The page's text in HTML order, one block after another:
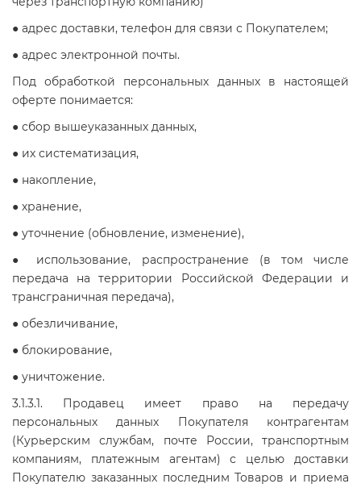
● адрес доставки, телефон для связи с Покупателем;
● адрес электронной почты.
Под обработкой персональных данных в настоящей
оферте понимается:
● сбор вышеуказанных данных,
● их систематизация,
● накопление,
● хранение,
● уточнение (обновление, изменение),
● использование, распространение (в том числе
передача на территории Российской Федерации и
трансграничная передача),
● обезличивание,
● блокирование,
● уничтожение.
3.1.3.1. Продавец имеет право на передачу
персональных данных Покупателя контрагентам
(Курьерским службам, почте России, транспортным
компаниям, платежным агентам) с целью доставки
Покупателю заказанных последним Товаров и приема